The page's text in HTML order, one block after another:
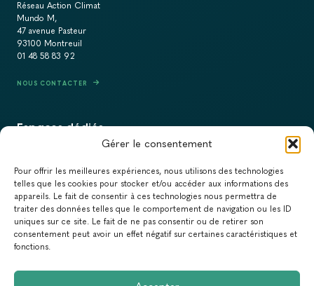
Gérer le consentement
Pour offrir les meilleures expériences, nous utilisons des technologies
telles que les cookies pour stocker et/ou accéder aux informations des
appareils. Le fait de consentir à ces technologies nous permettra de
traiter des données telles que le comportement de navigation ou les ID
uniques sur ce site. Le fait de ne pas consentir ou de retirer son
consentement peut avoir un effet négatif sur certaines caractéristiques et
fonctions.
Réseau Action Climat
Mundo M,
47 avenue Pasteur
93100 Montreuil
01 48 58 83 92
NOUS CONTACTER
Espaces dédiés
RECRUTEMENT
ACTUALITÉS
NEWSLETTER
Newsletter